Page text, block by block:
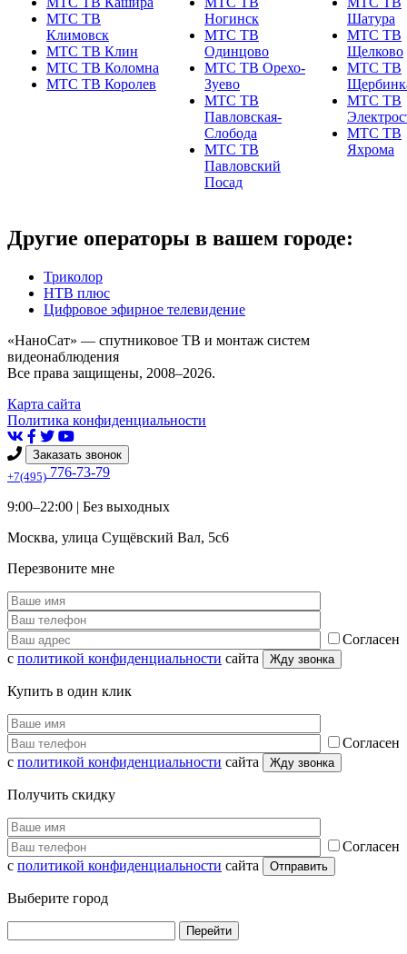
МТС ТВ
Климовск
МТС ТВ Клин
МТС ТВ Коломна
МТС ТВ Королев
Ногинск
МТС ТВ
Одинцово
МТС ТВ Орехо-
Зуево
МТС ТВ
Павловская-
Слобода
МТС ТВ
Павловский
Посад
Шатура
МТС ТВ
Щелково
МТС ТВ
МТС ТВ
МТС ТВ
Яхрома
Другие операторы в вашем городе:
Триколор
НТВ плюс
Цифровое эфирное телевидение
«НаноСат» — спутниковое ТВ и монтаж систем
видеонаблюдения
Все права защищены, 2008–2026.
Карта сайта
Политика конфиденциальности
Заказать звонок
+7(495) 776-73-79
9:00–22:00 | Без выходных
Москва, улица Сущёвский Вал, 5с6
Перезвоните мне
Согласен
с политикой конфиденциальности сайта
Купить в один клик
Согласен
с политикой конфиденциальности сайта
Получить скидку
Согласен
с политикой конфиденциальности сайта
Выберите город
Перейти